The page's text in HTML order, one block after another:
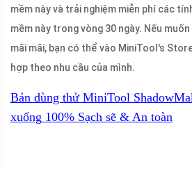
mềm này và trải nghiệm miễn phí các
mềm này trong vòng 30 ngày. Nếu
mãi mãi, bạn có thể vào MiniTool's
hợp theo nhu cầu của mình.
Bản dùng thử MiniTool
xuống 100% Sạch sẽ & An toàn